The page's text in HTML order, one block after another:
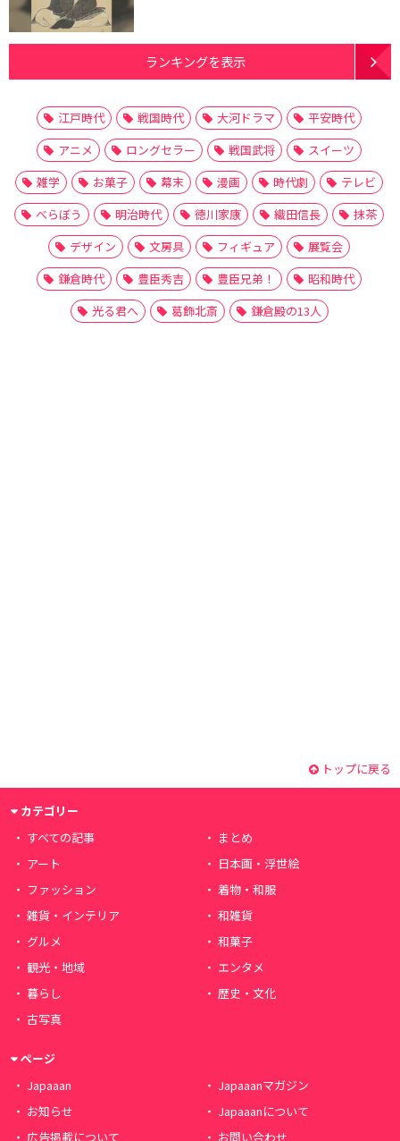
ランキングを表示
江戸時代 戦国時代 大河ドラマ
平安時代
アニメ
ロングセラー 戦国武将
スイーツ
雑学
お菓子 幕末 漫画 時代劇
テレビ
べらぼう
明治時代 徳川家康 織田信長
抹茶
デザイン
文房具 フィギュア
展覧会
鎌倉時代
豊臣秀吉 豊臣兄弟！
昭和時代
光る君へ
葛飾北斎 鎌倉殿の13人
トップに戻る
カテゴリー
すべての記事
まとめ
アート
日本画・浮世絵
ファッション
着物・和服
雑貨・インテリア
和雑貨
グルメ
和菓子
観光・地域
エンタメ
暮らし
歴史・文化
古写真
ページ
Japaaan
Japaaanマガジン
お知らせ
Japaaanについて
広告掲載について
お問い合わせ